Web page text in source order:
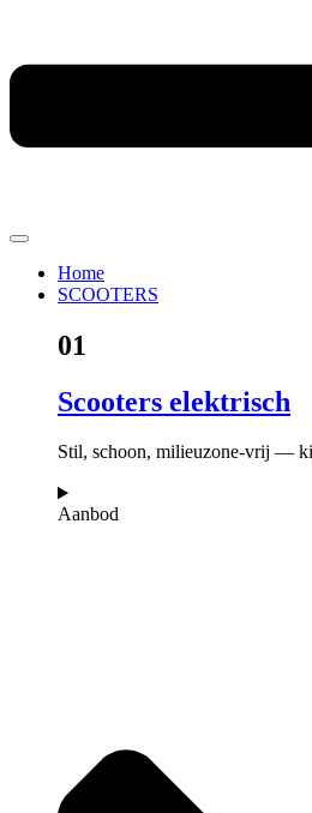
Home
SCOOTERS
01
Scooters elektrisch
Stil, schoon, milieuzone-vrij —
Aanbod